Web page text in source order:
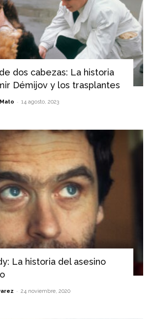
dos cabezas: La historia
Démijov y los trasplantes
- 14 agosto, 2023
La historia del asesino
- 24 noviembre, 2020